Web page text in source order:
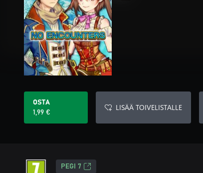
OSTA
1,99 €
LISÄÄ TOIVELISTALLE
PEGI 7